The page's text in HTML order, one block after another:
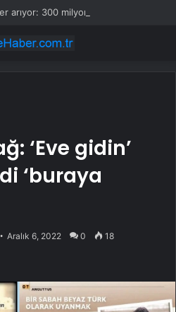
‘Eve gidin’
‘buraya
Aralık 6, 2022 0 18